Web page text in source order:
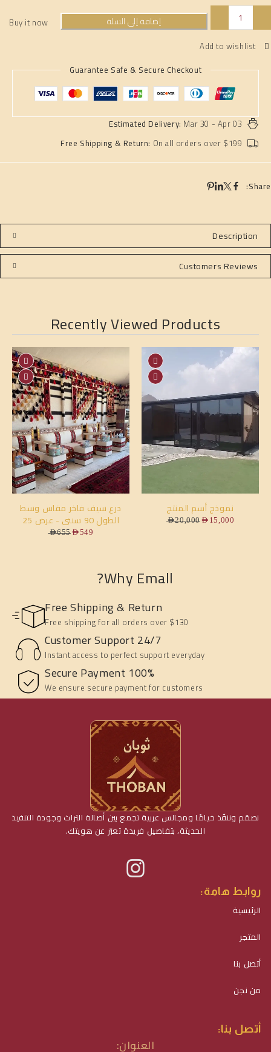
إضافة إلى السلة Buy it now
Guarantee Safe & Secure Checkout
Estimated Delivery: Mar 30 - Apr 03
Free Shipping & Return: On all orders over $199
Share:
Description
Customers Reviews
Recently Viewed Products
نموذج أسم المنتج
AED20,000AED 15,000
درع سيف فاخر مقاس وسط
الطول 90 سنتي - عرض 25
سنتي - ارتفاع 50 سنتي AED655AED549
Why Emall?
Free Shipping & Return
Free shipping for all orders over $130
Customer Support 24/7
Instant access to perfect support everyday
100% Secure Payment
We ensure secure payment for customers
نصمّم وننفّذ خيامًا ومجالس عربية تجمع بين أصالة التراث وجودة التنفيذ
الحديثة، بتفاصيل فريدة تعبّر عن هويتك.
أتصل بنا:
العنوان:
روابط هامة:
الرئيسية
المتجر
أتصل بنا
من نجن